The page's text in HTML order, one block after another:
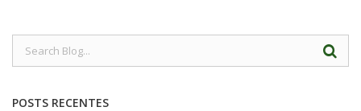
POSTS RECENTES